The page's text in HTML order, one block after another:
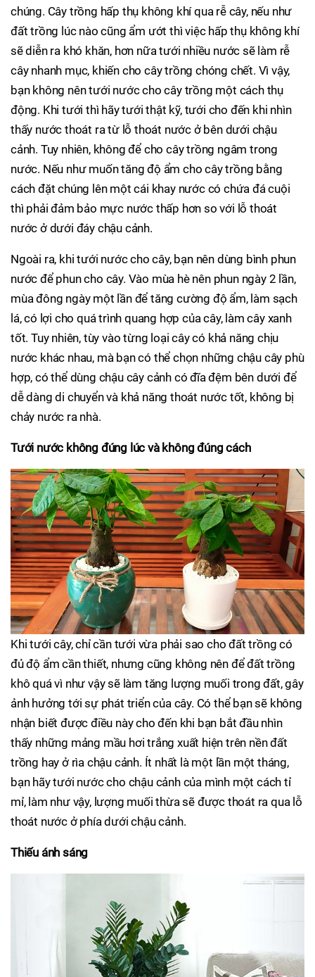
chúng. Cây trồng hấp thụ không khí qua rễ cây, nếu như
đất trồng lúc nào cũng ẩm ướt thì việc hấp thụ không khí
sẽ diễn ra khó khăn, hơn nữa tưới nhiều nước sẽ làm rễ
cây nhanh mục, khiến cho cây trồng chóng chết. Vì vậy,
bạn không nên tưới nước cho cây trồng một cách thụ
động. Khi tưới thì hãy tưới thật kỹ, tưới cho đến khi nhìn
thấy nước thoát ra từ lỗ thoát nước ở bên dưới chậu
cảnh. Tuy nhiên, không để cho cây trồng ngâm trong
nước. Nếu như muốn tăng độ ẩm cho cây trồng bằng
cách đặt chúng lên một cái khay nước có chứa đá cuội
thì phải đảm bảo mực nước thấp hơn so với lỗ thoát
nước ở dưới đáy chậu cảnh.
Ngoài ra, khi tưới nước cho cây, bạn nên dùng bình phun
nước để phun cho cây. Vào mùa hè nên phun ngày 2 lần,
mùa đông ngày một lần để tăng cường độ ẩm, làm sạch
lá, có lợi cho quá trình quang hợp của cây, làm cây xanh
tốt. Tuy nhiên, tùy vào từng loại cây có khả năng chịu
nước khác nhau, mà bạn có thể chọn những chậu cây phù
hợp, có thể dùng chậu cây cảnh có đĩa đệm bên dưới để
dễ dàng di chuyển và khả năng thoát nước tốt, không bị
chảy nước ra nhà.
Tưới nước không đúng lúc và không đúng cách
Khi tưới cây, chỉ cần tưới vừa phải sao cho đất trồng có
đủ độ ẩm cần thiết, nhưng cũng không nên để đất trồng
khô quá vì như vậy sẽ làm tăng lượng muối trong đất, gây
ảnh hưởng tới sự phát triển của cây. Có thể bạn sẽ không
nhận biết được điều này cho đến khi bạn bắt đầu nhìn
thấy những mảng mầu hơi trắng xuất hiện trên nền đất
trồng hay ở rìa chậu cảnh. Ít nhất là một lần một tháng,
bạn hãy tưới nước cho chậu cảnh của mình một cách tỉ
mỉ, làm như vậy, lượng muối thừa sẽ được thoát ra qua lỗ
thoát nước ở phía dưới chậu cảnh.
Thiếu ánh sáng